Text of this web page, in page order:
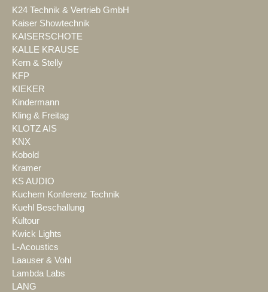
K24 Technik & Vertrieb GmbH
Kaiser Showtechnik
KAISERSCHOTE
KALLE KRAUSE
Kern & Stelly
KFP
KIEKER
Kindermann
Kling & Freitag
KLOTZ AIS
KNX
Kobold
Kramer
KS AUDIO
Kuchem Konferenz Technik
Kuehl Beschallung
Kultour
Kwick Lights
L-Acoustics
Laauser & Vohl
Lambda Labs
LANG